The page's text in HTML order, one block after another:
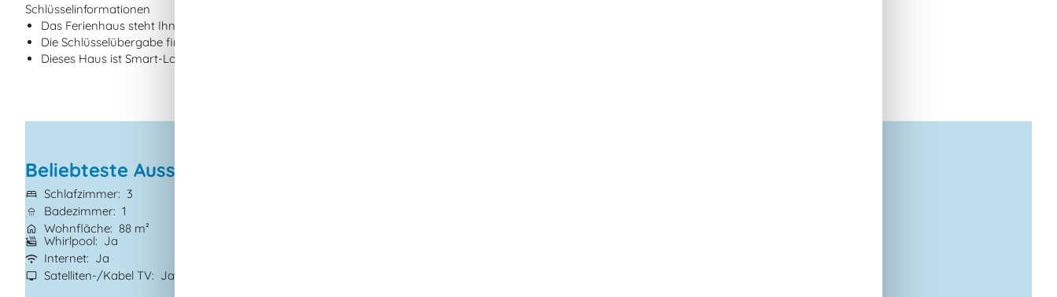
Schlüsselinformationen
Das Ferienhaus steht Ihnen am Anreisetag ab 16:00 Uhr zur Verfügung.
Die Schlüsselübergabe findet am Haus statt.
Dieses Haus ist Smart-Lock-fähig
Beliebteste Ausstattungen
Schlafzimmer
3
Badezimmer 1
Wohnfläche 88 m²
Whirlpool
Ja
Internet
Ja
Satelliten-/Kabel TV
Ja